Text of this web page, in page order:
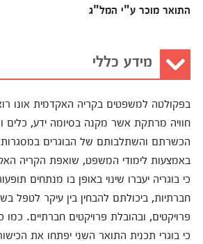
התואר מוכר ע"י המל"ג
מידע כללי
בפקולטה למשפטים בקריה האקדמית אונו
חוויה מרתקת אשר מקנה בסיומה ידע, כלים
הכשרתם והשתלבותם של הבוגרים במסגרות
באמצעות לימודי המשפט, שואפת הקריה
כי בוגריה יעברו שינוי באופן בו מנתחים
חברתיות, ביכולתם להבחין בין עיקר לטפל
פרויקטים, ובהובלת פרויקטים חברתיים.
כי בוגרי תכנית התואר השני יפתחו את